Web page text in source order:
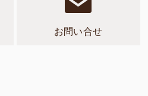
お問い合せ